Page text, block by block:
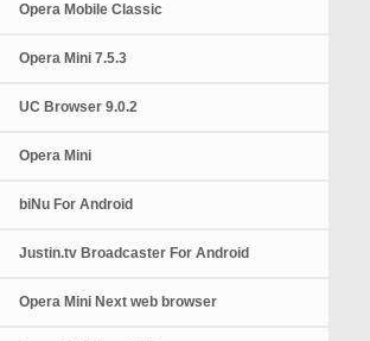
Opera Mobile Classic
Opera Mini 7.5.3
UC Browser 9.0.2
Opera Mini
biNu For Android
Justin.tv Broadcaster For Android
Opera Mini Next web browser